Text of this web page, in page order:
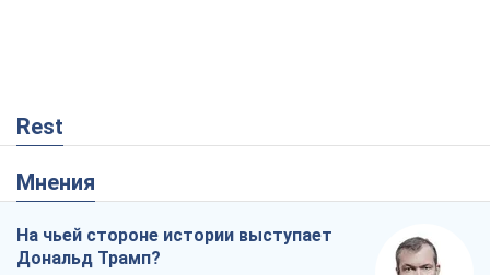
Rest
Мнения
На чьей стороне истории выступает
Дональд Трамп?